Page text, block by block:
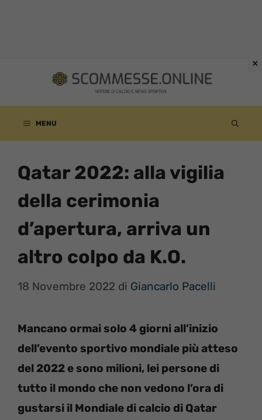
contenuto
MENU
Qatar 2022: alla vigilia
della cerimonia
d’apertura, arriva un
altro colpo da K.O.
18 Novembre 2022 di Giancarlo Pacelli
Mancano ormai solo 4 giorni all’inizio
dell’evento sportivo mondiale più atteso
del 2022 e sono milioni, lei persone di
tutto il mondo che non vedono l’ora di
gustarsi il Mondiale di calcio di Qatar